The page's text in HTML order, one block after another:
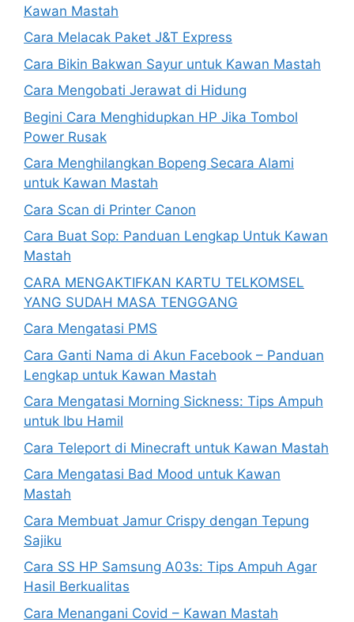
Kawan Mastah
Cara Melacak Paket J&T Express
Cara Bikin Bakwan Sayur untuk Kawan Mastah
Cara Mengobati Jerawat di Hidung
Begini Cara Menghidupkan HP Jika Tombol
Power Rusak
Cara Menghilangkan Bopeng Secara Alami
untuk Kawan Mastah
Cara Scan di Printer Canon
Cara Buat Sop: Panduan Lengkap Untuk Kawan
Mastah
CARA MENGAKTIFKAN KARTU TELKOMSEL
YANG SUDAH MASA TENGGANG
Cara Mengatasi PMS
Cara Ganti Nama di Akun Facebook – Panduan
Lengkap untuk Kawan Mastah
Cara Mengatasi Morning Sickness: Tips Ampuh
untuk Ibu Hamil
Cara Teleport di Minecraft untuk Kawan Mastah
Cara Mengatasi Bad Mood untuk Kawan
Mastah
Cara Membuat Jamur Crispy dengan Tepung
Sajiku
Cara SS HP Samsung A03s: Tips Ampuh Agar
Hasil Berkualitas
Cara Menangani Covid – Kawan Mastah